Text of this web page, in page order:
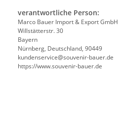
verantwortliche Person:
Marco Bauer Import & Export GmbH
Willstätterstr. 30
Bayern
Nürnberg, Deutschland, 90449
kundenservice@souvenir-bauer.de
https://www.souvenir-bauer.de